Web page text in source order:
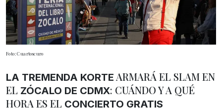
Foto: Cuartoscuro
LA TREMENDA KORTE ARMARÁ EL SLAM EN
EL ZÓCALO DE CDMX: CUÁNDO Y A QUÉ
HORA ES EL CONCIERTO GRATIS